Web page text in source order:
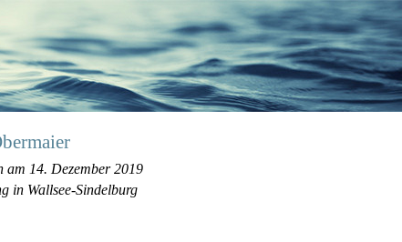
am 14. Dezember 2019
in Wallsee-Sindelburg